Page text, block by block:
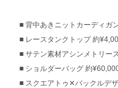
背中あきニットカーディガ
レースタンクトップ 約
サテン素材アシンメトリー
ショルダーバッグ 約
スクエアトゥ✕バックルデ